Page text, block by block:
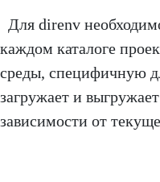
Для direnv
каждом каталоге
среды, специфичную
загружает и
зависимости от